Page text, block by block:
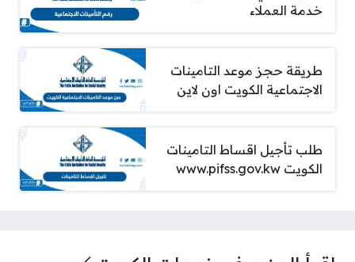
خدمة العملاء
طريقة حجز موعد التامينات
الاجتماعية الكويت اون لاين
طلب تأجيل اقساط التامينات
الكويت www.pifss.gov.kw